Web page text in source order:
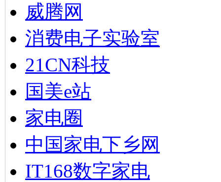
威腾网
消费电子实验室
21CN科技
国美e站
家电圈
中国家电下乡网
IT168数字家电